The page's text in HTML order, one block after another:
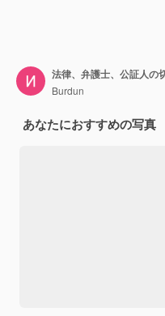
法律、弁護士、公証人の
Burdun
あなたにおすすめの写真